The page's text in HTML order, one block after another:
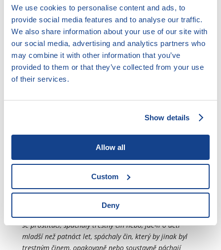
We use cookies to personalise content and ads, to
provide social media features and to analyse our traffic.
We also share information about your use of our site with
our social media, advertising and analytics partners who
may combine it with other information that you’ve
provided to them or that they’ve collected from your use
of their services.
Show details
Allow all
Custom
Deny
č. 359/1999 Sb.:
Sociálně-právní ochrana se zaměřuje zejména na děti,
a)jejichž rodiče
1.zemřeli,
2.neplní povinnosti plynoucí z rodičovské odpovědnosti,
výchovu dítěte, pokud tato osoba neplní povinnosti
plynoucí ze svěření dítěte do její výchovy;
které vedou zahálčivý nebo nemravný život spočívající
zejména v tom, že zanedbávají školní docházku,
nepracují, i když nemají dostatečný zdroj obživy, požívají
se prostitucí, spáchaly trestný čin nebo, jde-li o děti
mladší než patnáct let, spáchaly čin, který by jinak byl
trestným činem, opakovaně nebo soustavně páchají